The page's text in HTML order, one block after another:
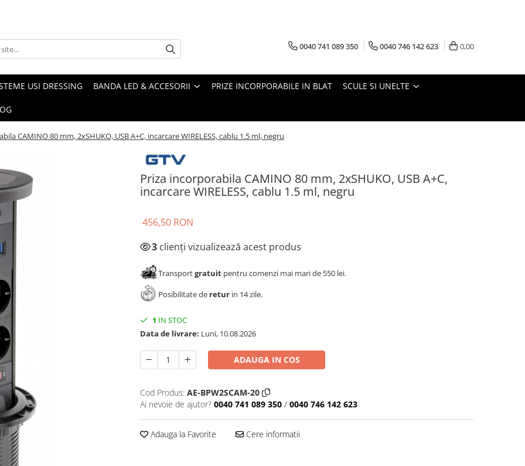
0040 741 089 350 0040 746 142 623 0,00
USI DRESSING BANDA LED & ACCESORII PRIZE INCORPORABILE IN BLAT SCULE SI UNELTE
CAMINO 80 mm, 2xSHUKO, USB A+C, incarcare WIRELESS, cablu 1.5 ml, negru
Priza incorporabila CAMINO 80 mm, 2xSHUKO, USB A+C,
incarcare WIRELESS, cablu 1.5 ml, negru
456,50 RON
3 clienți vizualizează acest produs
Transportgratuit pentru comenzi mai mari de 550 lei.
Posibilitate de retur in 14 zile.
1 IN STOC
Data de livrare: Luni, 10.08.2026
ADAUGA IN COS
Cod Produs: AE-BPW2SCAM-20
Ai nevoie de ajutor? 0040 741 089 350 / 0040 746 142 623
Adauga la Favorite Cere informatii